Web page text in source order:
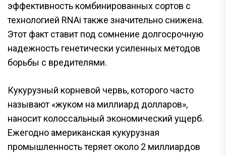
эффективность комбинированных сортов с
технологией RNAi также значительно снижена.
Этот факт ставит под сомнение долгосрочную
надежность генетически усиленных методов
борьбы с вредителями.
Кукурузный корневой червь, которого часто
называют «жуком на миллиард долларов»,
наносит колоссальный экономический ущерб.
Ежегодно американская кукурузная
промышленность теряет около 2 миллиардов